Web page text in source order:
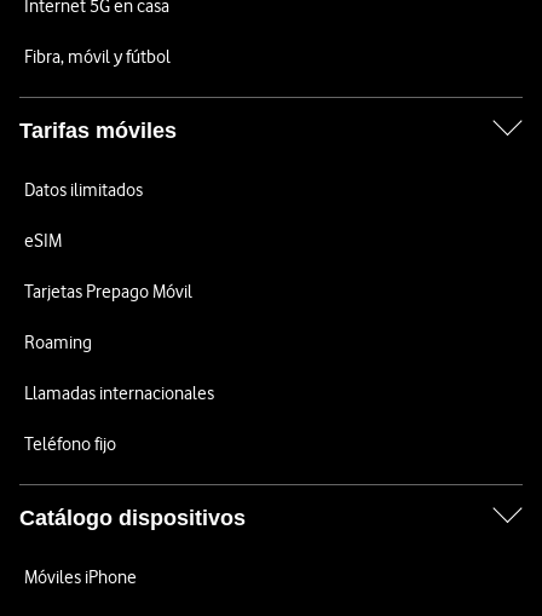
Internet 5G en casa
Fibra, móvil y fútbol
Tarifas móviles
Datos ilimitados
eSIM
Tarjetas Prepago Móvil
Roaming
Llamadas internacionales
Teléfono fijo
Catálogo dispositivos
Móviles iPhone